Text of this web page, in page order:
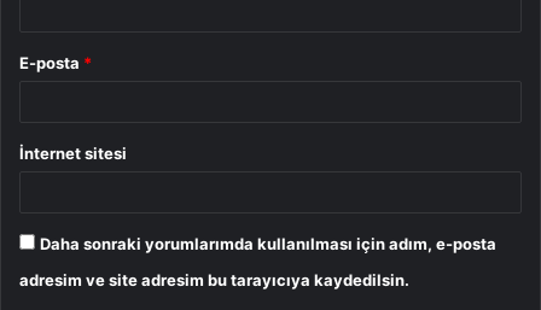
E-posta *
İnternet sitesi
Daha sonraki yorumlarımda kullanılması için adım, e-posta
adresim ve site adresim bu tarayıcıya kaydedilsin.